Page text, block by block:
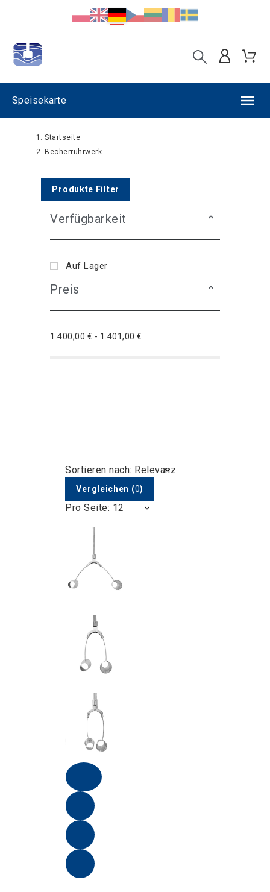
Speisekarte
Startseite
Becherrührwerk
Produkte Filter
Verfügbarkeit
Auf Lager
Preis
1.400,00 € - 1.401,00 €
Sortieren nach: Relevanz
Vergleichen (0)
Pro Seite: 12